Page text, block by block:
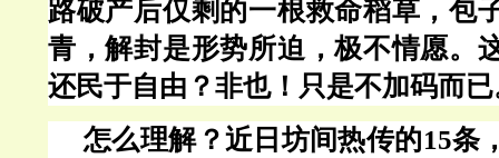
路破产后仅剩的一根救命稻草，包
青，解封是形势所迫，极不情愿。
还民于自由？非也！只是不加码而
怎么理解？近日坊间热传的15条